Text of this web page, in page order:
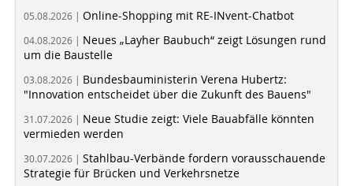
05.08.2026 | Online-Shopping mit RE-INvent-Chatbot
04.08.2026 | Neues „Layher Baubuch“ zeigt Lösungen rund
um die Baustelle
03.08.2026 | Bundesbauministerin Verena Hubertz:
"Innovation entscheidet über die Zukunft des Bauens"
31.07.2026 | Neue Studie zeigt: Viele Bauabfälle könnten
vermieden werden
30.07.2026 | Stahlbau-Verbände fordern vorausschauende
Strategie für Brücken und Verkehrsnetze